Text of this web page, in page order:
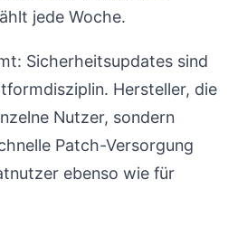
jede Woche.
Sicherheitsupdates sind
Hersteller, die
Nutzer, sondern
Patch-Versorgung
ebenso wie für